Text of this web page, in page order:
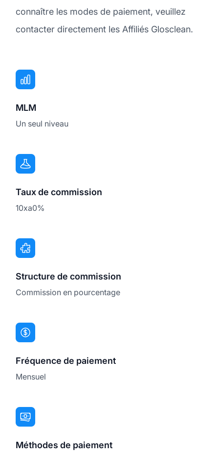
connaître les modes de paiement, veuillez
contacter directement les Affiliés Glosclean.
MLM
Un seul niveau
Taux de commission
10xa0%
Structure de commission
Commission en pourcentage
Fréquence de paiement
Mensuel
Méthodes de paiement